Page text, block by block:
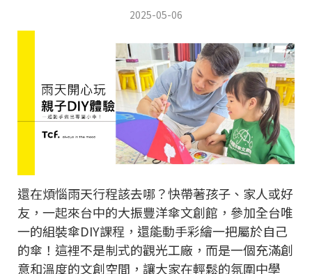
2025-05-06
還在煩惱雨天行程該去哪？快帶著孩子、家人或好
友，一起來台中的大振豐洋傘文創館，參加全台唯
一的組裝傘DIY課程，還能動手彩繪一把屬於自己
的傘！這裡不是制式的觀光工廠，而是一個充滿創
意和溫度的文創空間，讓大家在輕鬆的氛圍中學